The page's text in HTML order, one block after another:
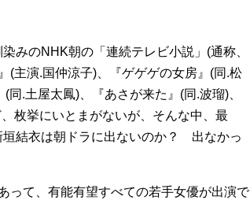
みのNHK朝の「連続テレビ小説」(通称、
(主演.国仲涼子)、『ゲゲゲの女房』(同.松
.土屋太鳳)、『あさが来た』(同.波瑠)、
枚挙にいとまがないが、そんな中、最
結衣は朝ドラに出ないのか？ 出なかっ
て、有能有望すべての若手女優が出演で